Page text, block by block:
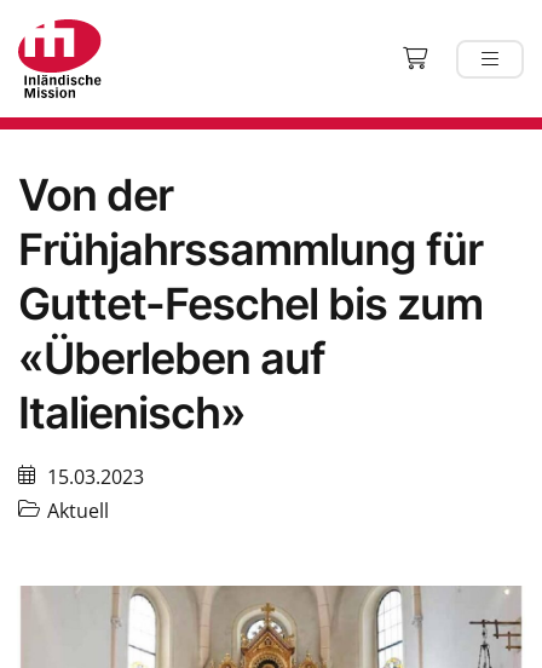
Von der
Frühjahrssammlung für
Guttet-Feschel bis zum
«Überleben auf
Italienisch»
15.03.2023
Aktuell